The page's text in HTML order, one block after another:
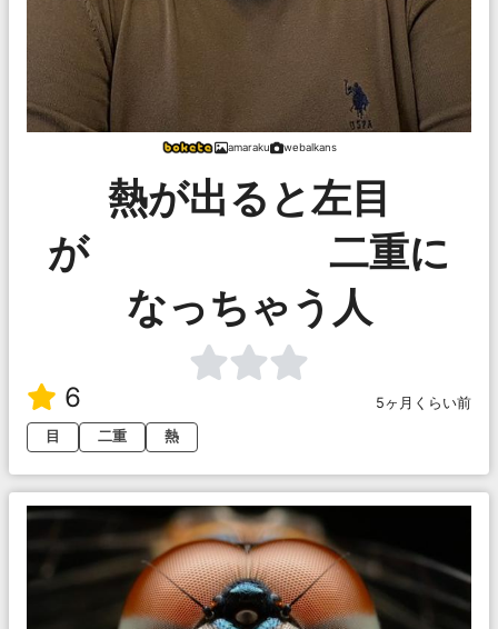
amaraku webalkans
熱が出ると左目
が 二重に
なっちゃう人
6
5ヶ月くらい前
目
二重 熱